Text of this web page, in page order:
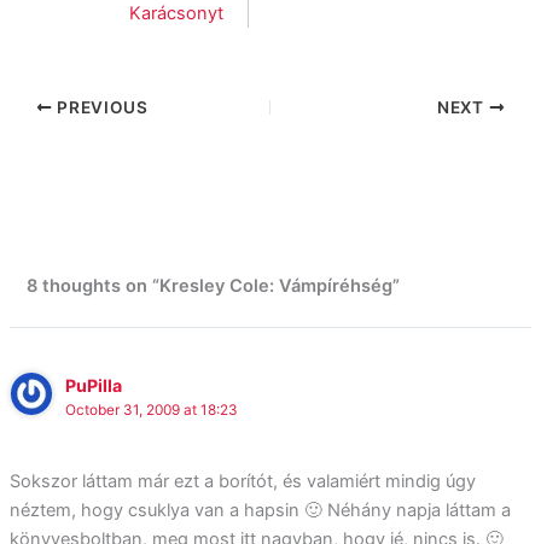
Karácsonyt
PREVIOUS NEXT
8 thoughts on “Kresley Cole: Vámpíréhség”
PuPilla
October 31, 2009 at 18:23
Sokszor láttam már ezt a borítót, és valamiért mindig úgy
néztem, hogy csuklya van a hapsin 🙂 Néhány napja láttam a
könyvesboltban, meg most itt nagyban, hogy jé, nincs is. 🙂